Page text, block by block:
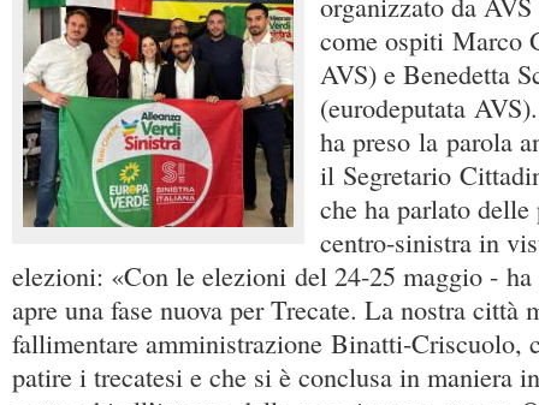
come ospiti Marco
AVS) e Benedetta
(eurodeputata
ha preso la parola
il Segretario
che ha parlato
centro-sinistra in
elezioni: «Con le elezioni del 24-25 maggio -
apre una fase nuova per Trecate. La nostra città
fallimentare amministrazione Binatti-Criscuolo,
patire i trecatesi e che si è conclusa in maniera